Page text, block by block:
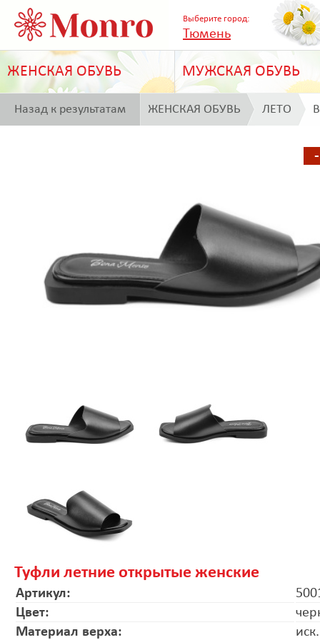
Выберите город:
Тюмень
ЖЕНСКАЯ ОБУВЬ МУЖСКАЯ ОБУВЬ
Назад к результатам ЖЕНСКАЯ ОБУВЬ ЛЕТО
Туфли летние открытые женские
Артикул:
Цвет:
Материал верха: